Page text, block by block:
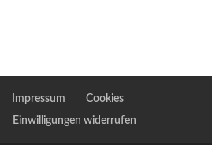
Impressum
Cookies
Einwilligungen widerrufen